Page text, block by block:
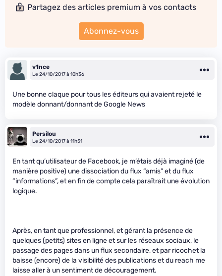
Partagez des articles premium à vos contacts
Abonnez-vous
v1nce
Le 24/10/2017 à 10h36
Une bonne claque pour tous les éditeurs qui avaient rejeté le
modèle donnant/donnant de Google News
Persilou
Le 24/10/2017 à 11h51
En tant qu’utilisateur de Facebook, je m’étais déjà imaginé (de
manière positive) une dissociation du flux “amis” et du flux
“informations”, et en fin de compte cela paraîtrait une évolution
logique.
Après, en tant que professionnel, et gérant la présence de
quelques (petits) sites en ligne et sur les réseaux sociaux, le
passage des pages dans un flux secondaire, et par ricochet la
baisse (encore) de la visibilité des publications et du reach me
laisse aller à un sentiment de découragement.